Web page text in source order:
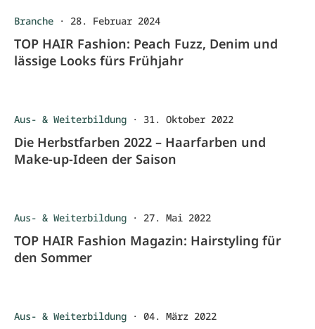
Branche · 28. Februar 2024
TOP HAIR Fashion: Peach Fuzz, Denim und
lässige Looks fürs Frühjahr
Aus- & Weiterbildung · 31. Oktober 2022
Die Herbstfarben 2022 – Haarfarben und
Make-up-Ideen der Saison
Aus- & Weiterbildung · 27. Mai 2022
TOP HAIR Fashion Magazin: Hairstyling für
den Sommer
Aus- & Weiterbildung · 04. März 2022